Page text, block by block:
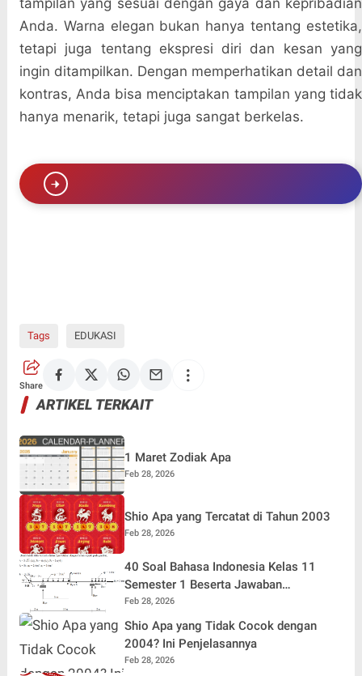
tampilan yang sesuai dengan gaya dan kepribadian
Anda. Warna elegan bukan hanya tentang estetika,
tetapi juga tentang ekspresi diri dan kesan yang
ingin ditampilkan. Dengan memperhatikan detail dan
kontras, Anda bisa menciptakan tampilan yang tidak
hanya menarik, tetapi juga sangat berkelas.
Tags EDUKASI
Share
ARTIKEL TERKAIT
1 Maret Zodiak Apa
Feb 28, 2026
Shio Apa yang Tercatat di Tahun 2003
Feb 28, 2026
40 Soal Bahasa Indonesia Kelas 11
Semester 1 Beserta Jawaban
Terlengkap
Feb 28, 2026
Shio Apa yang Tidak Cocok dengan
2004? Ini Penjelasannya
Feb 28, 2026